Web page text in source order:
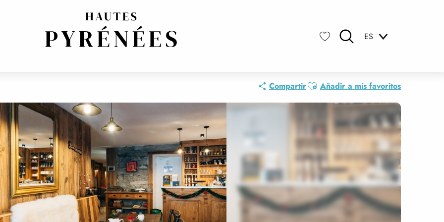
ES
CompartirAjouter aux favoris
Añadir a mis favoritos